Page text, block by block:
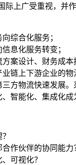
际上广受重视，
综合化服务；
息化服务转变；
案设计、财务成
链上下游企业的物
方物流快速发展
智能化、集成化成
作伙伴的协同能力
可视化？